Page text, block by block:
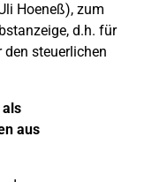
Hoeneß), zum
d.h. für
steuerlichen
als
aus